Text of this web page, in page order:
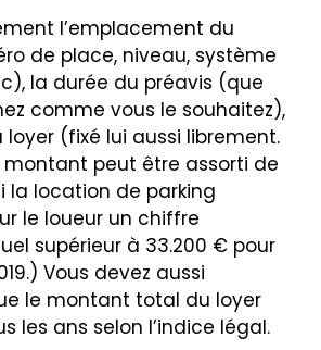
l’emplacement du
de place, niveau, système
la durée du préavis (que
comme vous le souhaitez),
(fixé lui aussi librement.
montant peut être assorti de
la location de parking
le loueur un chiffre
supérieur à 33.200 € pour
Vous devez aussi
le montant total du loyer
les ans selon l’indice légal.